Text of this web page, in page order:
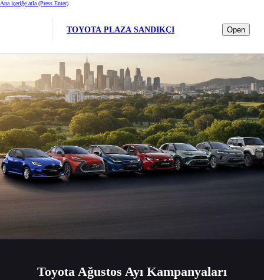
Ana içeriğe atla (Press Enter)
TOYOTA PLAZA SANDIKÇI Open
Toyota Ağustos Ayı Kampanyaları